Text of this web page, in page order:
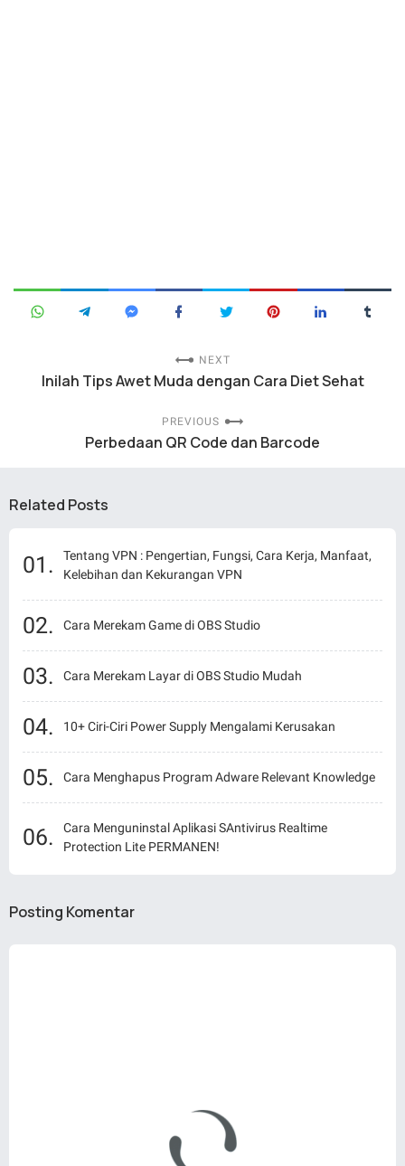
NEXT
Inilah Tips Awet Muda dengan Cara Diet Sehat
PREVIOUS
Perbedaan QR Code dan Barcode
Related Posts
Tentang VPN : Pengertian, Fungsi, Cara Kerja, Manfaat,
Kelebihan dan Kekurangan VPN
Cara Merekam Game di OBS Studio
Cara Merekam Layar di OBS Studio Mudah
10+ Ciri-Ciri Power Supply Mengalami Kerusakan
Cara Menghapus Program Adware Relevant Knowledge
Cara Menguninstal Aplikasi SAntivirus Realtime
Protection Lite PERMANEN!
Posting Komentar